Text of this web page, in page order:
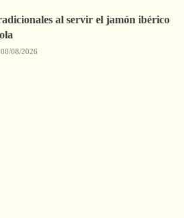
al servir el jamón ibérico
08/08/2026